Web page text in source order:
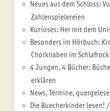
Neues aus dem Schloss:
Zahlenspielereien
Kurioses: Her mit dem
Besonders im Hörbuch:
Chorknaben im Schlafrock
4 Jungen, 4 Bücher:
erklären
News, Termine,
Die Buecherkinder lesen!